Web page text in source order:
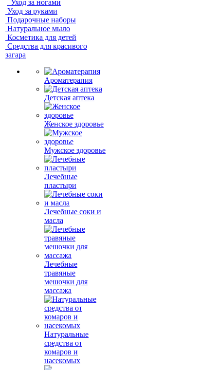
Уход за ногами
Уход за руками
Подарочные наборы
Натуральное мыло
Косметика для детей
Средства для красивого
загара
Ароматерапия
Детская аптека
Женское здоровье
Мужское здоровье
Лечебные
пластыри
Лечебные соки и
масла
Лечебные
травяные
мешочки для
массажа
Натуральные
средства от
комаров и
насекомых